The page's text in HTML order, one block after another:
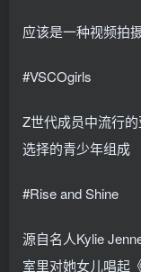
应该是一种视频拍
#VSCOgirls
Z世代成员中流行
选择的青少年组成
#Rise and Shine
源自名人Kylie
室里对她女儿唱起